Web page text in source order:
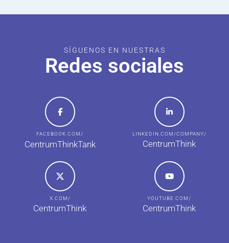
SÍGUENOS EN NUESTRAS
Redes sociales
FACEBOOK.COM/
CentrumThinkTank
LINKEDIN.COM/COMPANY/
CentrumThink
X.COM/
CentrumThink
YOUTUBE.COM/
CentrumThink